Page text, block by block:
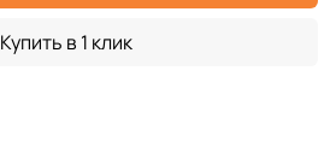
Купить в 1 клик